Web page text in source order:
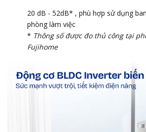
20 dB - 52dB* , phù hợp sử dụng
phòng làm việc
* Thông số được đo thủ công tại
Fujihome